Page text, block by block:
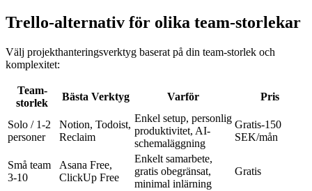
Trello-alternativ för olika team-storlekar
Välj projekthanteringsverktyg baserat på din team-storlek och
komplexitet:
Team-
storlek
Bästa Verktyg Varför Pris
Solo / 1-2
personer
Notion, Todoist,
Reclaim
Enkel setup, personlig
produktivitet, AI-
schemaläggning
Gratis-150
SEK/mån
Små team
3-10
Asana Free,
ClickUp Free
Enkelt samarbete,
gratis obegränsat,
minimal inlärning
Gratis